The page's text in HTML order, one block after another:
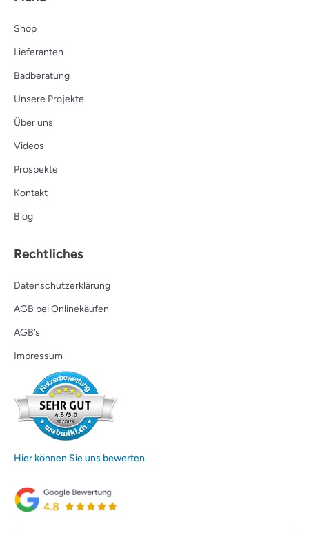
Shop
Lieferanten
Badberatung
Unsere Projekte
Über uns
Videos
Prospekte
Kontakt
Blog
Rechtliches
Datenschutzerklärung
AGB bei Onlinekäufen
AGB’s
Impressum
Hier können Sie uns bewerten.